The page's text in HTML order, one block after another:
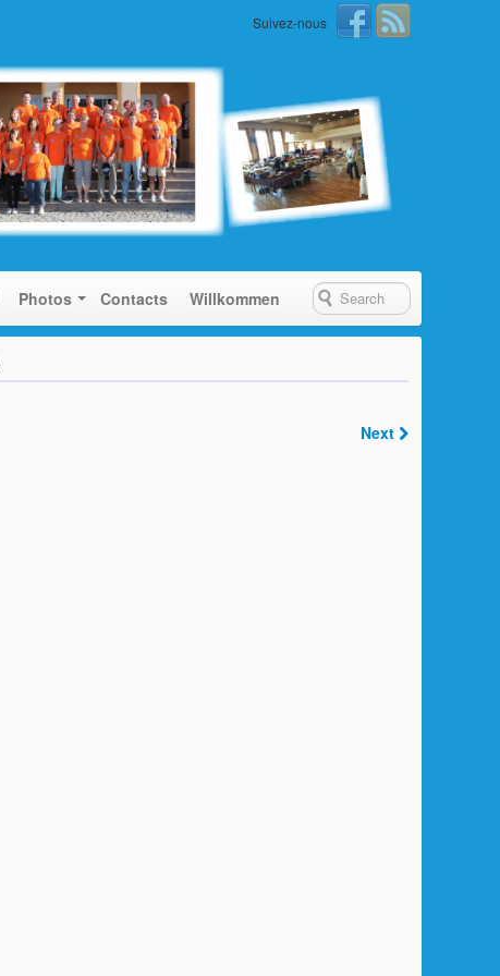
Suivez-nous
Photos Contacts Willkommen
Next